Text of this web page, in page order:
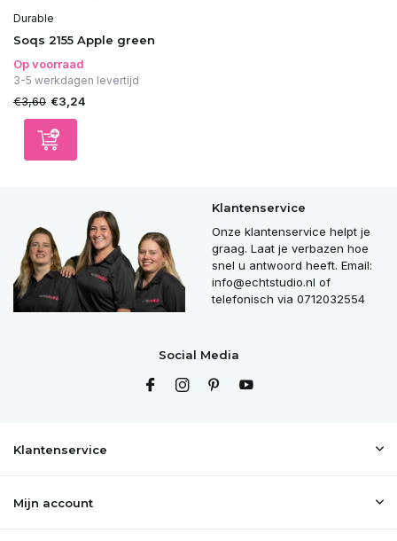
Durable
Soqs 2155 Apple green
Op voorraad
3-5 werkdagen levertijd
€3,60 €3,24
Klantenservice
Onze klantenservice helpt je
graag. Laat je verbazen hoe
snel u antwoord heeft. Email:
info@echtstudio.nl of
telefonisch via 0712032554
Social Media
Klantenservice
Mijn account